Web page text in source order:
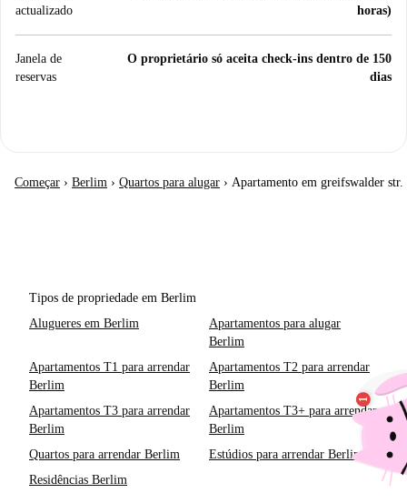
actualizado
horas)
Janela de
reservas
O proprietário só aceita check-ins dentro de 150
dias
Começar › Berlim › Quartos para alugar › Apartamento em greifswalder str.
Tipos de propriedade em Berlim
Alugueres em Berlim
Apartamentos para alugar
Berlim
Apartamentos T1 para arrendar
Berlim
Apartamentos T2 para arrendar
Berlim
Apartamentos T3 para arrendar
Berlim
Apartamentos T3+ para arrendar
Berlim
Quartos para arrendar Berlim
Estúdios para arrendar Berlim
Residências Berlim